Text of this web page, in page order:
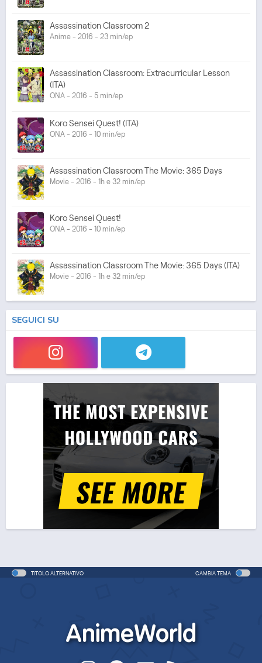
Assassination Classroom 2
Anime - 2016 - 23 min/ep
Assassination Classroom: Extracurricular Lesson
(ITA)
ONA - 2016 - 5 min/ep
Koro Sensei Quest! (ITA)
ONA - 2016 - 10 min/ep
Assassination Classroom The Movie: 365 Days
Movie - 2016 - 1h e 32 min/ep
Koro Sensei Quest!
ONA - 2016 - 10 min/ep
Assassination Classroom The Movie: 365 Days (ITA)
Movie - 2016 - 1h e 32 min/ep
SEGUICI SU
TITOLO ALTERNATIVO CAMBIA TEMA
AnimeWorld